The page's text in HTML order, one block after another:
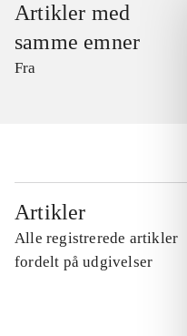
Artikler med
samme emner
Fra
Artikler
Alle registrerede artikler
fordelt på udgivelser